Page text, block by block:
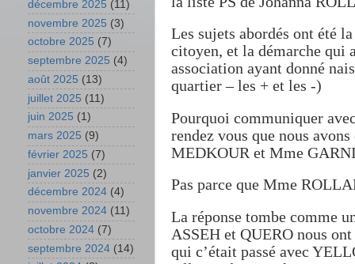
Les sujets abordés ont été
citoyen, et la démarche qui
association ayant donné
quartier – les + et les -)
Pourquoi communiquer
rendez vous que nous
MEDKOUR et Mme
Pas parce que Mme
La réponse tombe comme
ASSEH et QUERO nous
qui c’était passé avec
décembre 2025 (11)
novembre 2025 (3)
octobre 2025 (7)
septembre 2025 (4)
août 2025 (13)
juillet 2025 (11)
juin 2025 (1)
mars 2025 (9)
février 2025 (7)
janvier 2025 (2)
décembre 2024 (4)
novembre 2024 (11)
octobre 2024 (7)
septembre 2024 (14)